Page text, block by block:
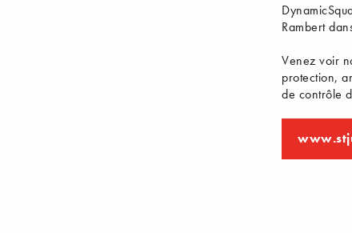
Rambert
Venez voir
protection,
de contrôle